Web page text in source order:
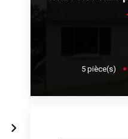
5 pièce(s)